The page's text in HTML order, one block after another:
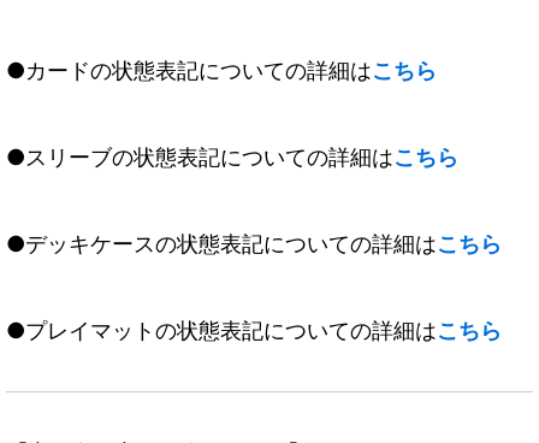
●カードの状態表記についての詳細はこちら
●スリーブの状態表記についての詳細はこちら
●デッキケースの状態表記についての詳細はこちら
●プレイマットの状態表記についての詳細はこちら